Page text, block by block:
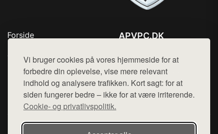
Vi bruger cookies på vores hjemmeside for at
forbedre din oplevelse, vise mere relevant
indhold og analysere trafikken. Kort sagt: for at
siden fungerer bedre – ikke for at være irriterende.
Cookie- og privatlivspolitik.
Forside
Top Rabatter
Blog
Kontakt
APVPC.DK
Mail: hej@want.dk
Cookie- og privatlivspolitik